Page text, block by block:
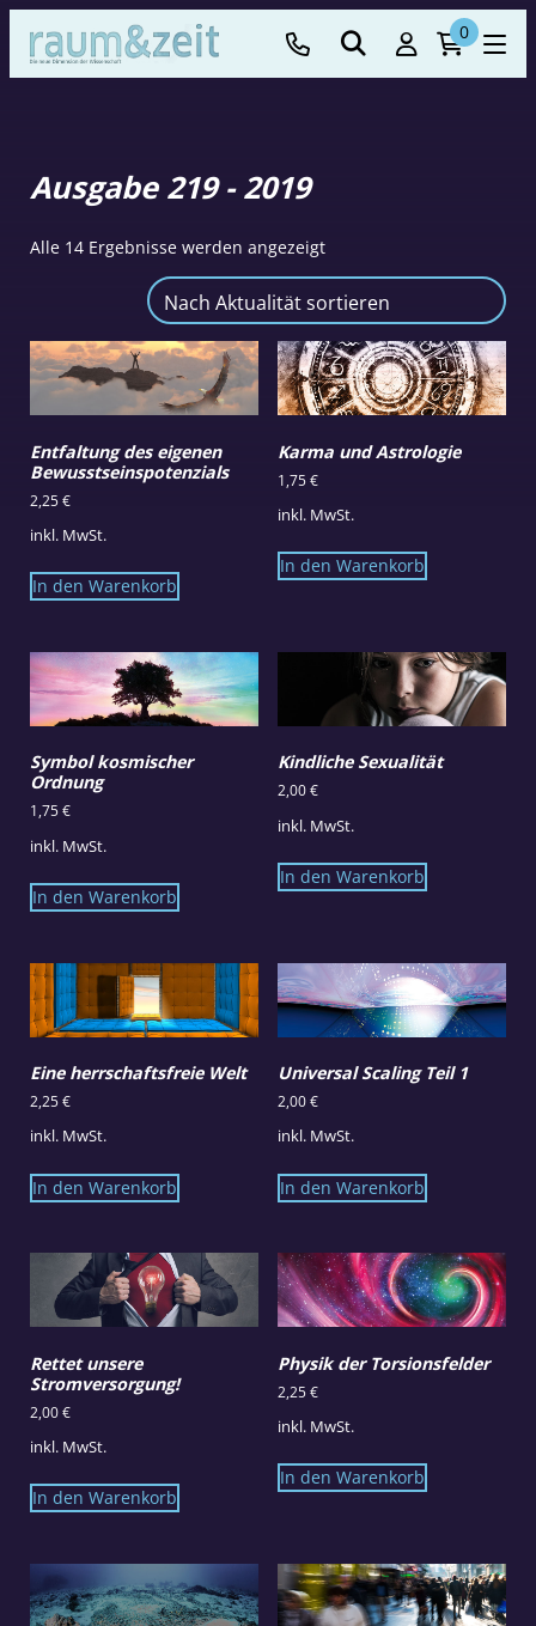
0
Ausgabe 219 - 2019
Alle 14 Ergebnisse werden angezeigtNach
sortiert
Entfaltung des eigenen
Bewusstseinspotenzials
2,25€
inkl. MwSt.
In den Warenkorb
Karma und Astrologie
1,75€
inkl. MwSt.
In den Warenkorb
Symbol kosmischer
Ordnung
1,75€
inkl. MwSt.
In den Warenkorb
Kindliche Sexualität
2,00€
inkl. MwSt.
In den Warenkorb
Eine herrschaftsfreie Welt
2,25€
inkl. MwSt.
In den Warenkorb
Universal Scaling Teil 1
2,00€
inkl. MwSt.
In den Warenkorb
Rettet unsere
Stromversorgung!
2,00€
inkl. MwSt.
In den Warenkorb
Physik der Torsionsfelder
2,25€
inkl. MwSt.
In den Warenkorb